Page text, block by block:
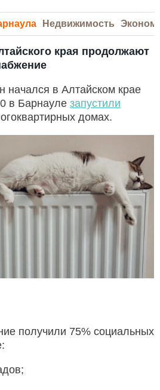
Недвижимость
края продолжают
начался в Алтайском крае
в Барнауле запустили
домах.
получили 75% социальных